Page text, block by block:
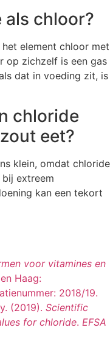
chloor?
element chloor met
op zichzelf is een gas
dat in voeding zit, is
chloride
eet?
klein, omdat chloride
extreem
kan een tekort
voor vitamines en
Haag:
2018/19.
(2019). Scientific
for chloride. EFSA